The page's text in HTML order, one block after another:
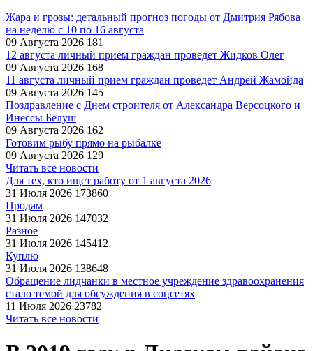
Жара и грозы: детальный прогноз погоды от Дмитрия Рябова
на неделю с 10 по 16 августа
09 Августа 2026 181
12 августа личный прием граждан проведет Жидков Олег
09 Августа 2026 168
11 августа личный прием граждан проведет Андрей Жамойда
09 Августа 2026 145
Поздравление с Днем строителя от Александра Версоцкого и
Инессы Белуш
09 Августа 2026 162
Готовим рыбу прямо на рыбалке
09 Августа 2026 129
Читать все новости
Для тех, кто ищет работу от 1 августа 2026
31 Июля 2026 173860
Продам
31 Июля 2026 147032
Разное
31 Июля 2026 145412
Куплю
31 Июля 2026 138648
Обращение лидчанки в местное учреждение здравоохранения
стало темой для обсуждения в соцсетях
11 Июля 2026 23782
Читать все новости